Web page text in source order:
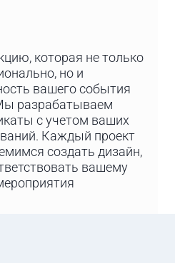
которая не только
но и
вашего события
разрабатываем
с учетом ваших
Каждый проект
создать дизайн,
вашему